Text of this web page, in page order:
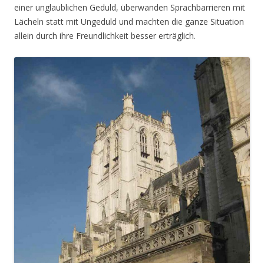
einer unglaublichen Geduld, überwanden Sprachbarrieren mit
Lächeln statt mit Ungeduld und machten die ganze Situation
allein durch ihre Freundlichkeit besser erträglich.